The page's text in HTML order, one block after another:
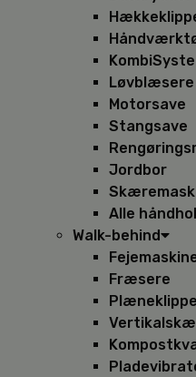
Løvblæsere
Motorsave
Stangsave
Jordbor
Alle
Walk-behind
Fræsere